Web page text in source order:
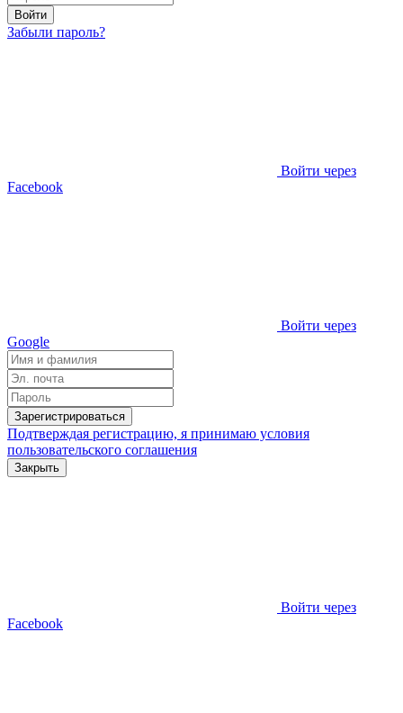
Войти
Забыли пароль?
Войти через
Facebook
Войти через
Google
Зарегистрироваться
Подтверждая регистрацию, я принимаю условия
пользовательского соглашения
Закрыть
Войти через
Facebook